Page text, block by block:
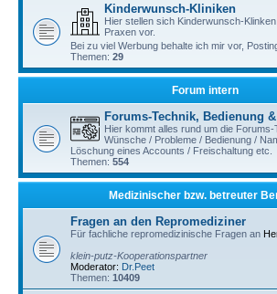
Kinderwunsch-Kliniken
Hier stellen sich Kinderwunsch-
Praxen vor.
Bei zu viel Werbung behalte ich mir vor,
Themen: 29
Forum intern
Forums-Technik, Bedienung
Hier kommt alles rund um die Forums-
Wünsche / Probleme / Bedienung /
Löschung eines Accounts / Freischaltung etc.
Themen: 554
Medizinischer bzw. betreuter
Fragen an den Repromediziner
Für fachliche repromedizinische Fragen an
klein-putz-Kooperationspartner
Moderator: Dr.Peet
Themen: 10409